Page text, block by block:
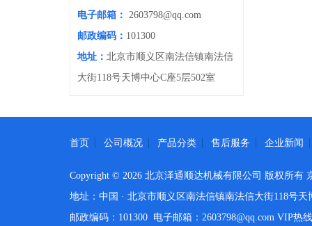
电子邮箱： 2603798@qq.com
邮政编码： 101300
地址： 北京市顺义区南法信镇南法信
大街118号天博中心C座5层502室
首页 公司概况 产品分类 售后服务 企业新闻
Copyright © 2026 北京泽通顺达机械有限公司 版权所有
地址：中国 · 北京市顺义区南法信镇南法信大街118号天
邮政编码：101300 电子邮箱： 2603798@qq.com VIP热